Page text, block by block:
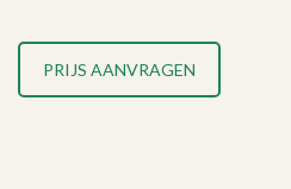
PRIJS AANVRAGEN